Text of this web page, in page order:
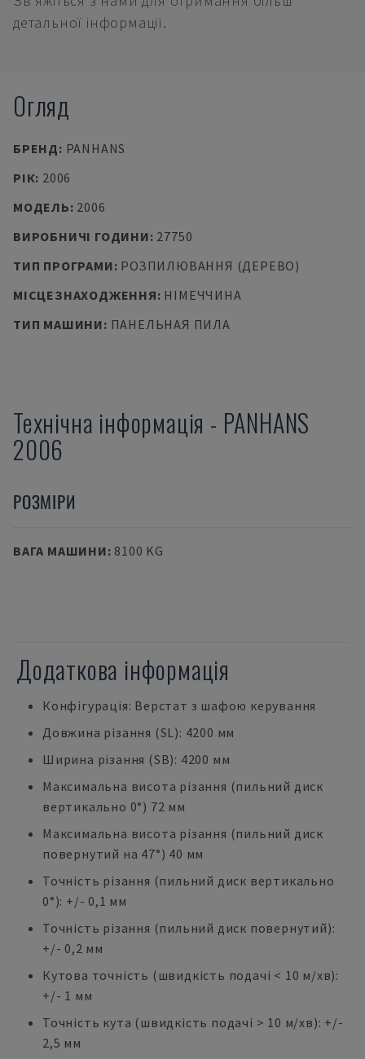
детальної інформації.
Огляд
БРЕНД: PANHANS
РІК: 2006
МОДЕЛЬ: 2006
ВИРОБНИЧІ ГОДИНИ: 27750
ТИП ПРОГРАМИ: РОЗПИЛЮВАННЯ (ДЕРЕВО)
МІСЦЕЗНАХОДЖЕННЯ: НІМЕЧЧИНА
ТИП МАШИНИ: ПАНЕЛЬНАЯ ПИЛА
Технічна інформація - PANHANS
2006
РОЗМІРИ
ВАГА МАШИНИ: 8100 KG
Додаткова інформація
Конфігурація: Верстат з шафою керування
Довжина різання (SL): 4200 мм
Ширина різання (SB): 4200 мм
Максимальна висота різання (пильний диск
вертикально 0°) 72 мм
Максимальна висота різання (пильний диск
повернутий на 47°) 40 мм
Точність різання (пильний диск вертикально
0°): +/- 0,1 мм
Точність різання (пильний диск повернутий):
+/- 0,2 мм
Кутова точність (швидкість подачі < 10 м/хв):
+/- 1 мм
Точність кута (швидкість подачі > 10 м/хв): +/-
2,5 мм